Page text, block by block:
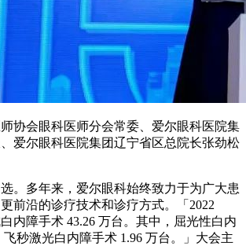
协会眼科医师分会常委、爱尔眼科医院集
爱尔眼科医院集团辽宁省区总院长张劲松
。多年来，爱尔眼科始终致力于为广大患
前沿的诊疗技术和诊疗方式。「2022
内障手术 43.26 万台。其中，屈光性白内
飞秒激光白内障手术 1.96 万台。」大会主